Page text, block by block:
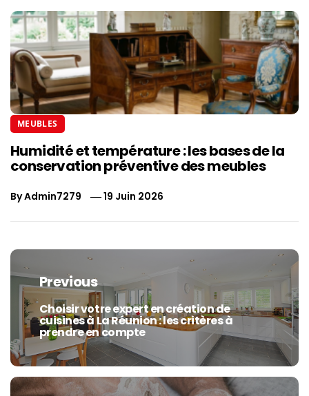
MEUBLES
Humidité et température : les bases de la
conservation préventive des meubles
ByAdmin7279 19 Juin 2026
Navigation
de
l’article
Previous
Previous
post:
Choisir votre expert en création de
cuisines à La Réunion : les critères à
prendre en compte